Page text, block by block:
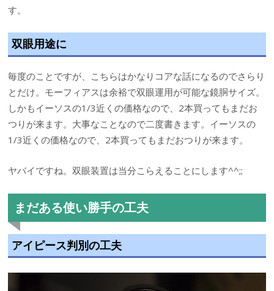
す。
双眼用途に
毎度のことですが、こちらはかなりコアな話になるのでさらり
とだけ。モーフィアスは余裕で双眼運用が可能な鏡胴サイズ。
しかもイーソスの1/3近くの価格なので、2本買ってもまだお
つりが来ます。大事なことなので二度書きます。イーソスの
1/3近くの価格なので、2本買ってもまだおつりが来ます。
ヤバイですね。双眼装置は当分こらえることにします^^;;
まだある使い勝手の工夫
アイピース判別の工夫